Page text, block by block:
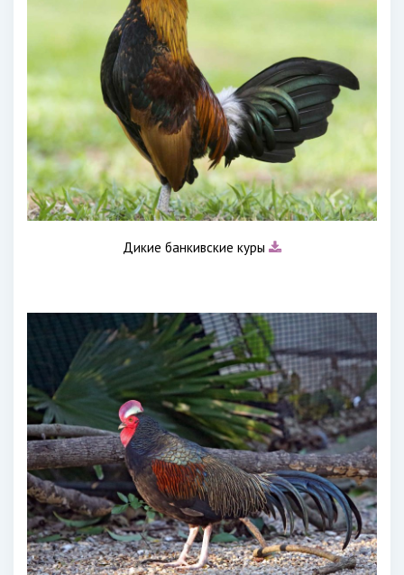
Дикие банкивские куры